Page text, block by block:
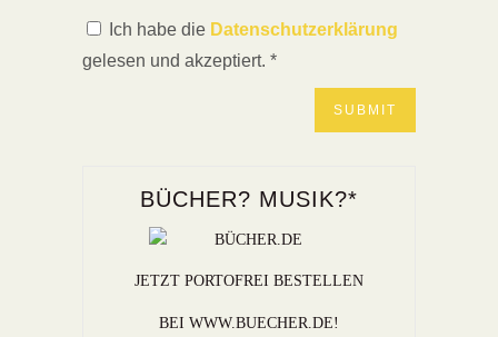
Ich habe die Datenschutzerklärung
gelesen und akzeptiert. *
BÜCHER? MUSIK?*
JETZT PORTOFREI BESTELLEN
BEI WWW.BUECHER.DE!